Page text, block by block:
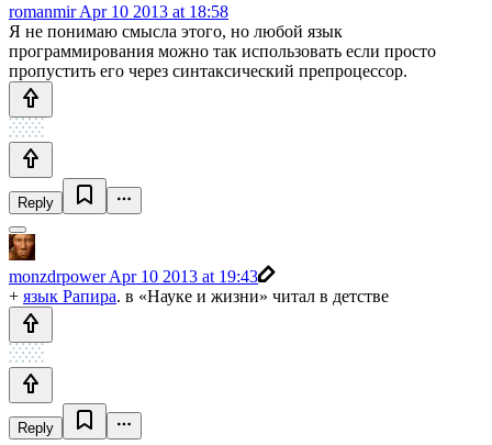
romanmirApr 10 2013 at 18:58
Я не понимаю смысла этого, но любой язык
программирования можно так использовать если просто
пропустить его через синтаксический препроцессор.
Reply
monzdrpowerApr 10 2013 at 19:43
+ язык Рапира. в «Науке и жизни» читал в детстве
Reply